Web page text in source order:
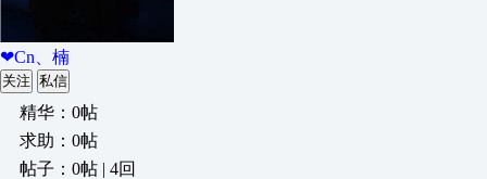
❤Cn、楠
关注 私信
精华：0帖
求助：0帖
帖子：0帖 | 4回